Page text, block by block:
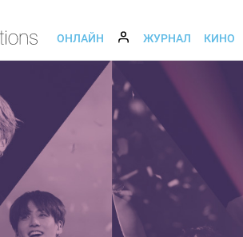
ОНЛАЙН ЖУРНАЛ КИНО